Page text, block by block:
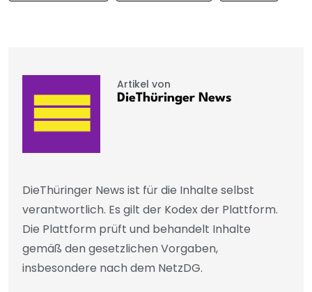
Artikel von
DieThüringer News
DieThüringer News ist für die Inhalte selbst
verantwortlich. Es gilt der Kodex der Plattform.
Die Plattform prüft und behandelt Inhalte
gemäß den gesetzlichen Vorgaben,
insbesondere nach dem NetzDG.